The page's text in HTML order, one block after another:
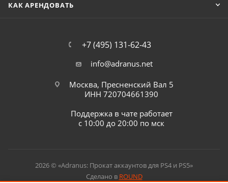
КАК АРЕНДОВАТЬ
+7 (495) 131-62-43
info@adranus.net
Москва, Пресненский Вал 5
ИНН 720704661390
Поддержка в чате работает
с 10:00 до 20:00 по мск
2026 © «Adranus: Прокат аккаунтов для PS4 и PS5»
Сделано в ROUND